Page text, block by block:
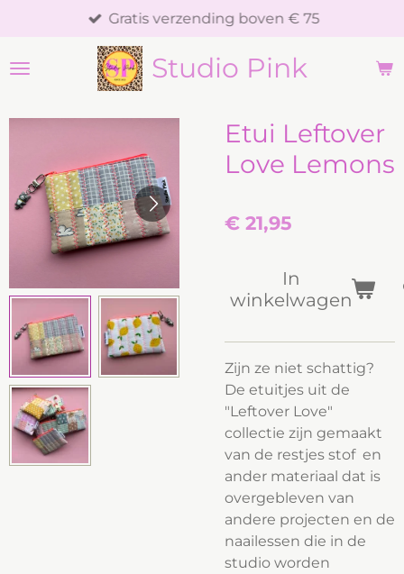
naar
Studio Pink
Gratis verzending boven € 75
Etui Leftover
Love Lemons
€ 21,95
In
winkelwagen
Zijn ze niet schattig?
De etuitjes uit de
"Leftover Love"
collectie zijn gemaakt
van de restjes stof en
ander materiaal dat is
overgebleven van
andere projecten en de
naailessen die in de
studio worden